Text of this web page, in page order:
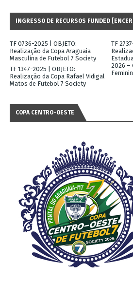
INGRESSO DE RECURSOS FUNDED
TF 0736-2025 | OBJETO:
Realização da Copa Araguaia
Masculina de Futebol 7 Society
TF
2026 –
TF 1347-2025 | OBJETO:
Realização da Copa Rafael Vidigal
Matos de Futebol 7 Society
COPA CENTRO-OESTE